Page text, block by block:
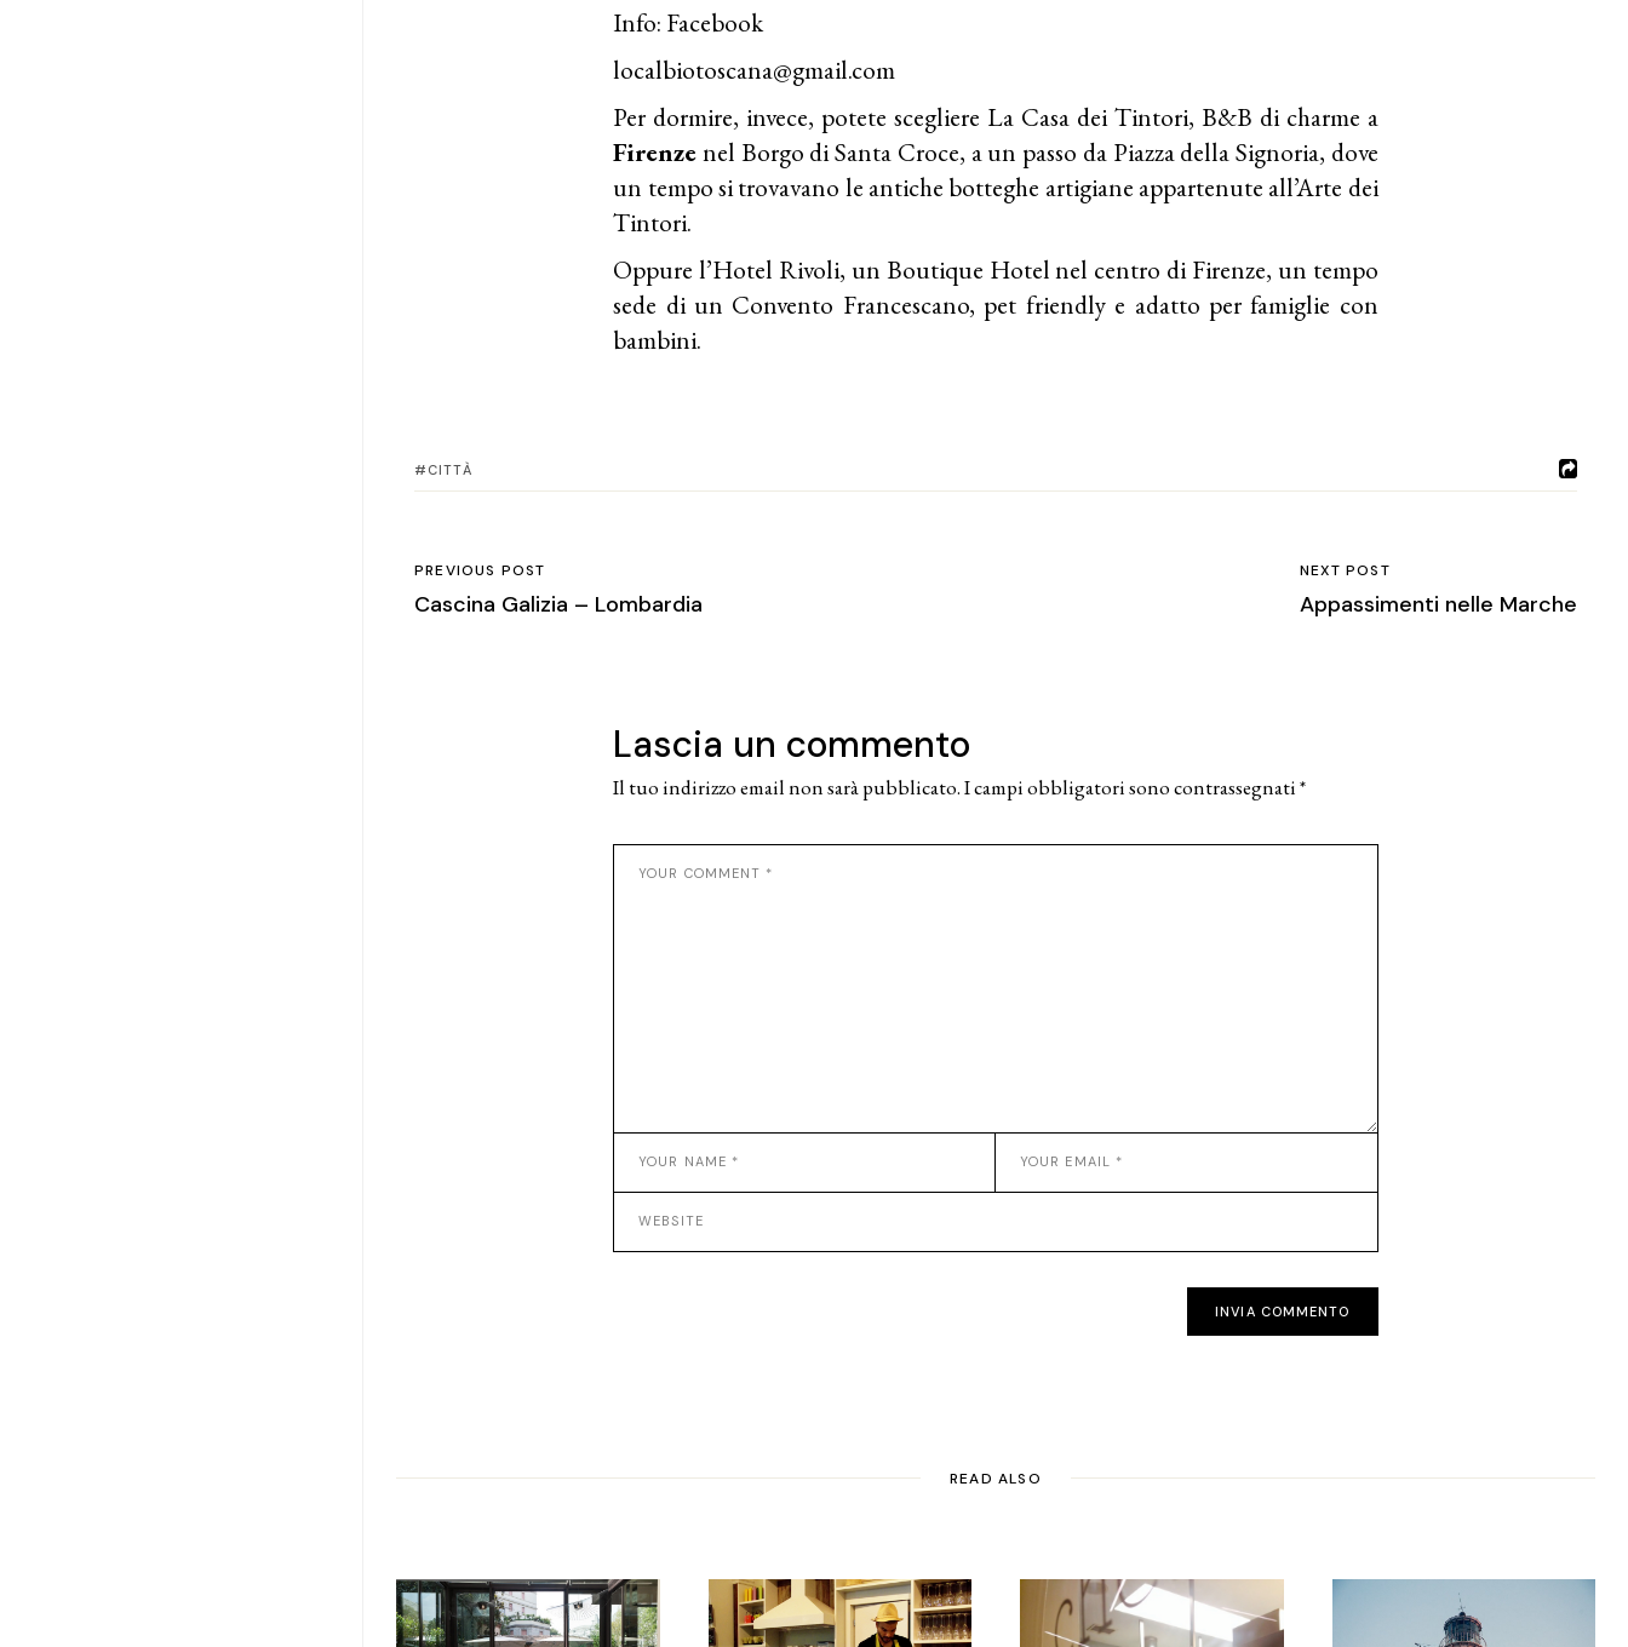
Info: Facebook
localbiotoscana@gmail.com
Per dormire, invece, potete scegliere La Casa dei Tintori, B&B di charme a
Firenzenel Borgo di Santa Croce, a un passo da Piazza della Signoria, dove
un tempo si trovavano le antiche botteghe artigiane appartenute all’Arte dei
Tintori.
Oppure l’Hotel Rivoli, un Boutique Hotel nel centro di Firenze, un tempo
sede di un Convento Francescano, pet friendly e adatto per famiglie con
bambini.
CITTÀ
PREVIOUS POST
Cascina Galizia – Lombardia
NEXT POST
Appassimenti nelle Marche
Lascia un commento
Il tuo indirizzo email non sarà pubblicato.I campi obbligatori sono contrassegnati*
INVIA COMMENTO
READ ALSO